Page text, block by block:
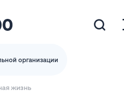
организации
жизнь